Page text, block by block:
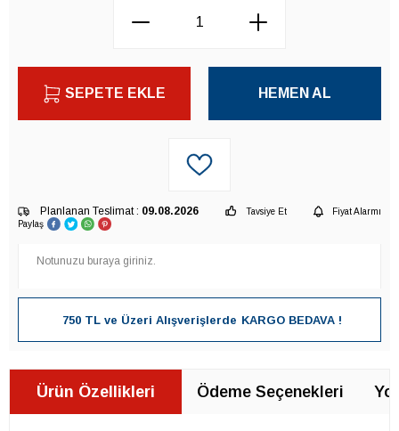
SEPETE EKLE HEMEN AL
Planlanan Teslimat : 09.08.2026 Tavsiye Et
Fiyat Alarmı
Paylaş
750 TL ve Üzeri Alışverişlerde KARGO BEDAVA !
Ürün Özellikleri Ödeme Seçenekleri